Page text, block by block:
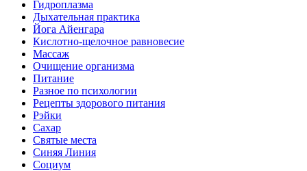
Гидроплазма
Дыхательная практика
Йога Айенгара
Кислотно-щелочное равновесие
Массаж
Очищение организма
Питание
Разное по психологии
Рецепты здорового питания
Рэйки
Сахар
Святые места
Синяя Линия
Социум